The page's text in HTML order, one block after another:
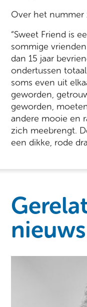
Over het nummer
“Sweet Friend is
sommige
dan 15 jaar
ondertussen
soms even uit
geworden,
geworden,
andere mooie en
zich meebrengt.
een dikke, rode
nieuws